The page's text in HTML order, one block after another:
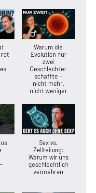
rot
Warum die
Evolution nur
zwei
Geschlechter
schaffte –
nicht mehr,
nicht weniger
Sex vs.
Zellteilung:
Warum wir uns
geschlechtlich
vermehren